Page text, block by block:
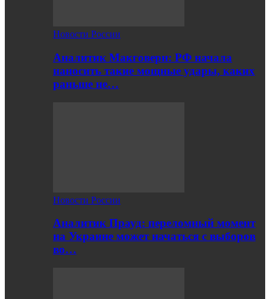
Новости России
Аналитик Макговерн: РФ начала
наносить такие мощные удары, каких
раньше не…
Новости России
Аналитик Прауд: переломный момент
на Украине может начаться с выборов
во…